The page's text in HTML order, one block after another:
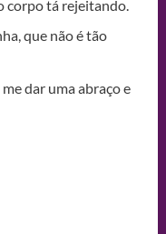
corpo tá rejeitando.
que não é tão
dar uma abraço e